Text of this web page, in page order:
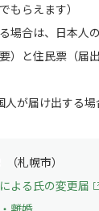
もらえます）
場合は、日本人
）と住民票（届
が届け出する場
（札幌市）
よる氏の変更届